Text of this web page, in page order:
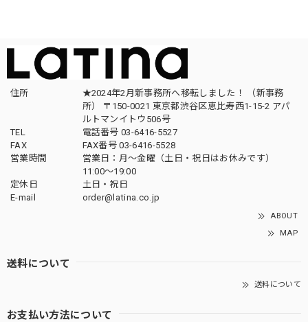
住所
★2024年2月新事務所へ移転しました！ （新事務
所） 〒150-0021 東京都渋谷区恵比寿西1-15-2 アパ
ルトマンイトウ506号
TEL
電話番号 03-6416-5527
FAX
FAX番号 03-6416-5528
営業時間
営業日：月〜金曜（土日・祝日はお休みです）
11:00〜19:00
定休日
土日・祝日
E-mail
order@latina.co.jp
ABOUT
MAP
送料について
送料について
お支払い方法について